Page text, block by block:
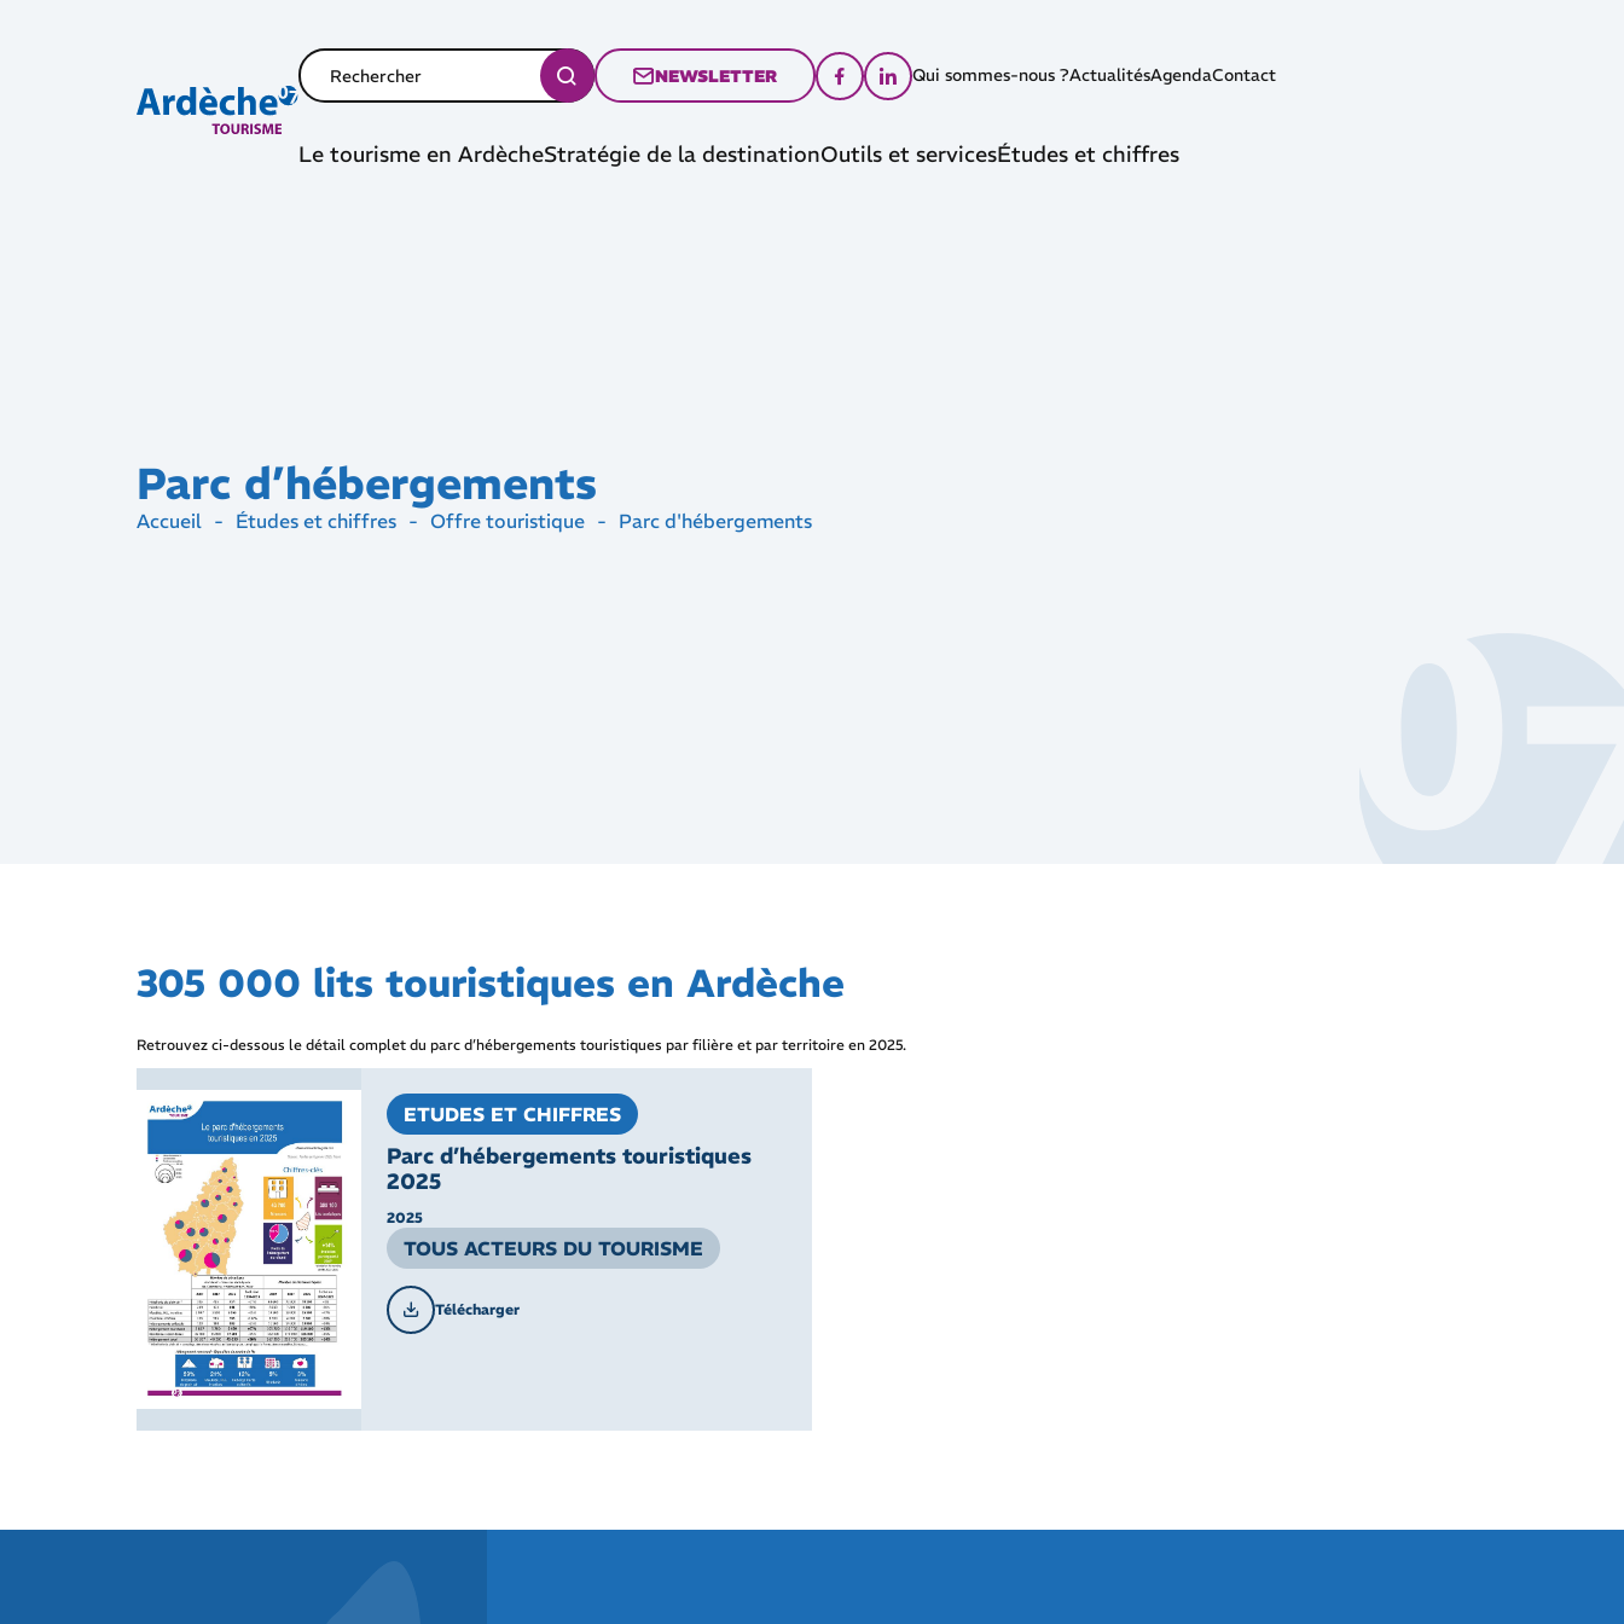
NEWSLETTER Qui sommes-nous ?ActualitésAgendaContact
Le tourisme en ArdècheStratégie de la destinationOutils et servicesÉtudes et chiffres
Parc d’hébergements
Accueil - Études et chiffres - Offre touristique - Parc d'hébergements
305 000 lits touristiques en Ardèche
Retrouvez ci-dessous le détail complet du parc d’hébergements touristiques par filière et par territoire en 2025.
ETUDES ET CHIFFRES
Parc d’hébergements touristiques
2025
2025
TOUS ACTEURS DU TOURISME
Télécharger